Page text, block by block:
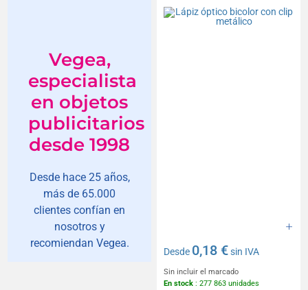
Vegea,
especialista
en objetos
publicitarios
desde 1998
Desde hace 25 años,
más de 65.000
clientes confían en
nosotros y
recomiendan Vegea.
Desde 0,18 €sin IVA
Sin incluir el marcado
En stock : 277 863 unidades